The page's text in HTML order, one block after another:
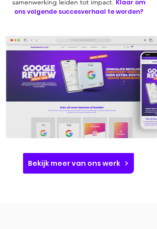
samenwerking leiden tot impact. Klaar om
ons volgende succesverhaal te worden?
Bekijk meer van ons werk